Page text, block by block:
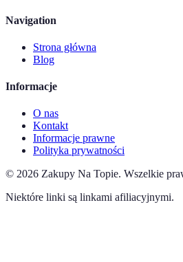
Navigation
Strona główna
Blog
Informacje
O nas
Kontakt
Informacje prawne
Polityka prywatności
© 2026 Zakupy Na Topie. Wszelkie
Niektóre linki są linkami afiliacyjnymi.